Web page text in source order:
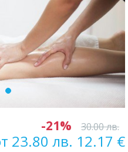
-21% 30.00 лв.
23.80 лв. 12.17 €